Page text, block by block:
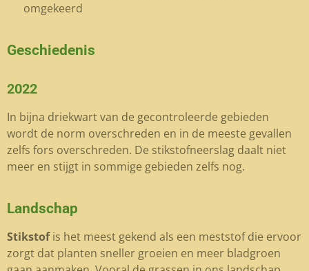
omgekeerd
Geschiedenis
2022
In bijna driekwart van de gecontroleerde gebieden
wordt de norm overschreden en in de meeste gevallen
zelfs fors overschreden. De stikstofneerslag daalt niet
meer en stijgt in sommige gebieden zelfs nog.
Landschap
Stikstofis het meest gekend als een meststof die ervoor
zorgt dat planten sneller groeien en meer bladgroen